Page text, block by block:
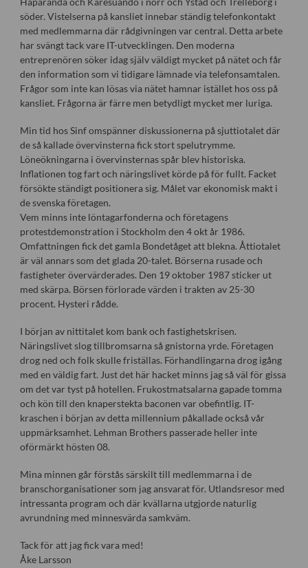
söder. Vistelserna på kansliet innebar ständig telefonkontakt
med medlemmarna där rådgivningen var central. Detta arbete
har svängt tack vare IT-utvecklingen. Den moderna
entreprenören söker idag själv väldigt mycket på nätet och får
den information som vi tidigare lämnade via telefonsamtalen.
Frågor som inte kan lösas via nätet hamnar istället hos oss på
kansliet. Frågorna är färre men betydligt mycket mer luriga.
Min tid hos Sinf omspänner diskussionerna på sjuttiotalet där
de så kallade övervinsterna fick stort spelutrymme.
Löneökningarna i övervinsternas spår blev historiska.
Inflationen tog fart och näringslivet körde på för fullt. Facket
försökte ständigt positionera sig. Målet var ekonomisk makt i
de svenska företagen.
Vem minns inte löntagarfonderna och företagens
protestdemonstration i Stockholm den 4 okt år 1986.
Omfattningen fick det gamla Bondetåget att blekna. Åttiotalet
är väl annars som det glada 20-talet. Börserna rusade och
fastigheter övervärderades. Den 19 oktober 1987 sticker ut
med skärpa. Börsen förlorade värden i trakten av 25-30
procent. Hysteri rådde.
I början av nittitalet kom bank och fastighetskrisen.
Näringslivet slog tillbromsarna så gnistorna yrde. Företagen
drog ned och folk skulle friställas. Förhandlingarna drog igång
med en väldig fart. Just det här hacket minns jag så väl för gissa
om det var tyst på hotellen. Frukostmatsalarna gapade tomma
och kön till den knaperstekta baconen var obefintlig. IT-
kraschen i början av detta millennium påkallade också vår
uppmärksamhet. Lehman Brothers passerade heller inte
oförmärkt hösten 08.
Mina minnen går förstås särskilt till medlemmarna i de
branschorganisationer som jag ansvarat för. Utlandsresor med
intressanta program och där kvällarna utgjorde naturlig
avrundning med minnesvärda samkväm.
Tack för att jag fick vara med!
Åke Larsson